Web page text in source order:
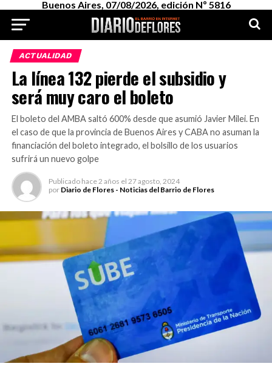
Buenos Aires, 07/08/2026, edición Nº 5816
ACTUALIDAD
La línea 132 pierde el subsidio y
será muy caro el boleto
El boleto del AMBA saltó 600% desde que asumió Javier Milei. En
el caso de que la provincia de Buenos Aires y CABA no asuman la
financiación del boleto integrado, el bolsillo de los usuarios
sufrirá un nuevo golpe
Publicado hace 2 años el 27 agosto, 2024
por Diario de Flores - Noticias del Barrio de Flores